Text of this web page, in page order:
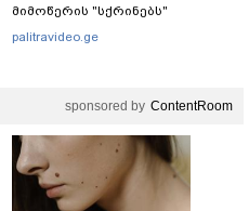
მიმოწერის "სქრინებს"
ავრცელებს
palitravideo.ge
sponsored by ContentRoom